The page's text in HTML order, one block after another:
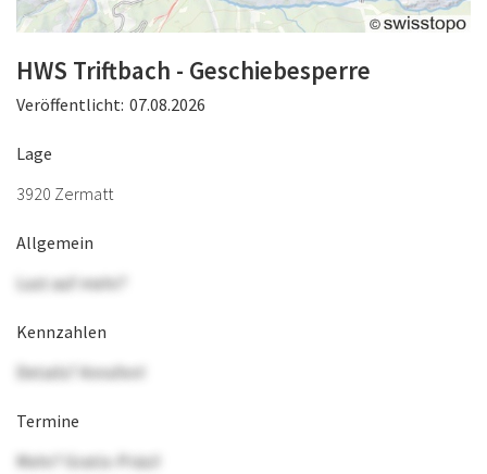
HWS Triftbach - Geschiebesperre
Veröffentlicht: 07.08.2026
Lage
3920 Zermatt
Allgemein
Lust auf mehr?
Kennzahlen
Details? Anrufen!
Termine
Mehr? Gratis-Präsi!